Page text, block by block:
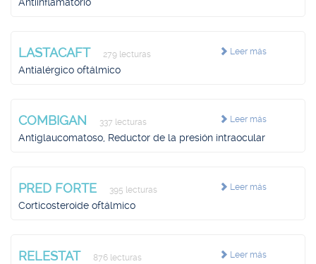
Leer más
LASTACAFT 279 lecturas
Antialérgico oftálmico
Leer más
COMBIGAN 337 lecturas
Antiglaucomatoso, Reductor de la presión intraocular
Leer más
PRED FORTE 395 lecturas
Corticosteroide oftálmico
Leer más
RELESTAT 876 lecturas